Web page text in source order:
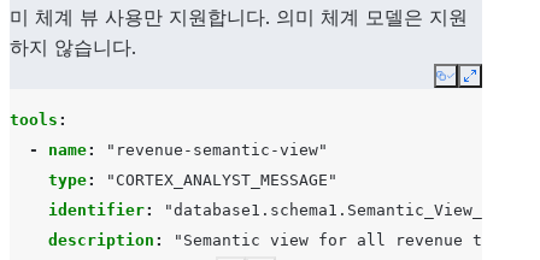
미 체계 뷰 사용만 지원합니다. 의미 체계 모델은 지원
하지 않습니다.
CopyExpand
tools :
-
name:
"revenue-semantic-view"
type:
"CORTEX_ANALYST_MESSAGE"
identifier:
"database1.schema1.Semantic_View_1"
description : "Semantic view for all revenue tables"